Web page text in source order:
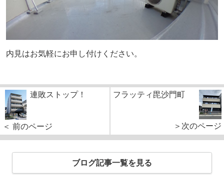
内見はお気軽にお申し付けください。
連敗ストップ！
＜ 前のページ
フラッティ毘沙門町
＞次のページ
ブログ記事一覧を見る